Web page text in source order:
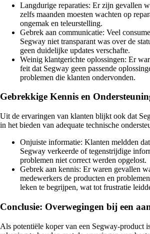
Langdurige reparaties: Er zijn gevallen
zelfs maanden moesten wachten op
ongemak en teleurstelling.
Gebrek aan communicatie: Veel
Segway niet transparant was over de
geen duidelijke updates verschafte.
Weinig klantgerichte oplossingen: Er
feit dat Segway geen passende
problemen die klanten ondervonden.
Gebrekkige Kennis en
Uit de ervaringen van klanten blijkt ook dat
in het bieden van adequate technische
Onjuiste informatie: Klanten meldden
Segway verkeerde of tegenstrijdige
problemen niet correct werden opgelost.
Gebrek aan kennis: Er waren gevallen
medewerkers de producten en
leken te begrijpen, wat tot frustratie
Conclusie: Overwegingen bij een
Als potentiële koper van een Segway-product